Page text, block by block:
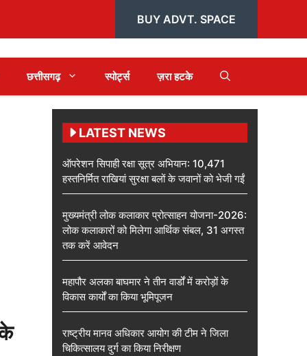
BUY ADVT. SPACE
छत्तीसगढ़ स्पोर्ट्स ज़रा हटके
LATEST NEWS
ऑपरेशन सिपाही रक्षा सूत्र अभियान: 10,471
हस्तनिर्मित राखियां सुरक्षा बलों के जवानों को भेजी गईं
मुख्यमंत्री लोक कलाकार प्रोत्साहन योजना-2026:
लोक कलाकारों को मिलेगा आर्थिक संबल, 31 अगस्त
तक करें आवेदन
महापौर अलका बाघमार ने तीन वार्डों में करोड़ों के
विकास कार्यों का किया भूमिपूजन
राष्ट्रीय मानव अधिकार आयोग की टीम ने जिला
चिकित्सालय दुर्ग का किया निरीक्षण